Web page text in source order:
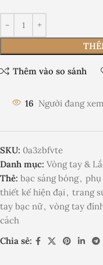
Thêm vào so sánh
16 Người đang
SKU: 0a3zbfvte
Danh mục: Vòng tay &
Thẻ: bạc sáng bóng,
thiết kế hiện đại , trang
tay bạc nữ, vòng tay
cách
Chia sẻ: